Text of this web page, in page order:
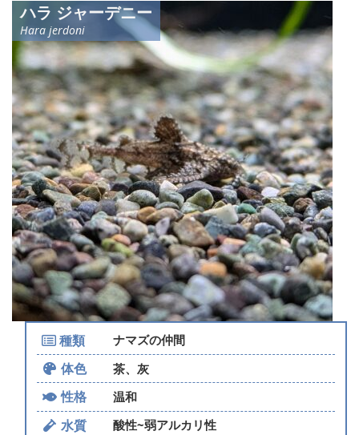
ハラ ジャーデニー
Hara jerdoni
種類 ナマズの仲間
体色 茶、灰
性格 温和
水質 酸性~弱アルカリ性